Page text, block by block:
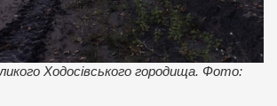
Ходосівського городища. Фото: